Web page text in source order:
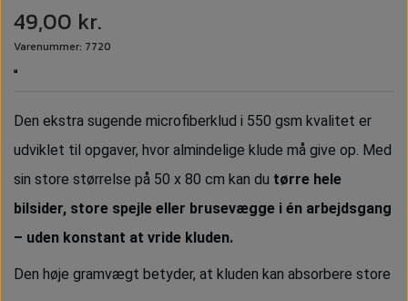
49,00 kr.
Varenummer: 7720
Den ekstra sugende microfiberklud i 550 gsm kvalitet er
udviklet til opgaver, hvor almindelige klude må give op. Med
sin store størrelse på 50 x 80 cm kan du tørre hele
bilsider, store spejle eller brusevægge i én arbejdsgang
– uden konstant at vride kluden.
Den høje gramvægt betyder, at kluden kan absorbere store